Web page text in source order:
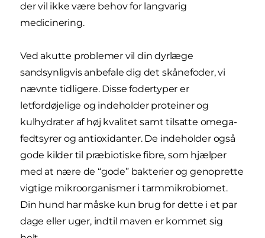
der vil ikke være behov for langvarig
medicinering.
Ved akutte problemer vil din dyrlæge
sandsynligvis anbefale dig det skånefoder, vi
nævnte tidligere. Disse fodertyper er
letfordøjelige og indeholder proteiner og
kulhydrater af høj kvalitet samt tilsatte omega-
fedtsyrer og antioxidanter. De indeholder også
gode kilder til præbiotiske fibre, som hjælper
med at nære de “gode” bakterier og genoprette
vigtige mikroorganismer i tarmmikrobiomet.
Din hund har måske kun brug for dette i et par
dage eller uger, indtil maven er kommet sig